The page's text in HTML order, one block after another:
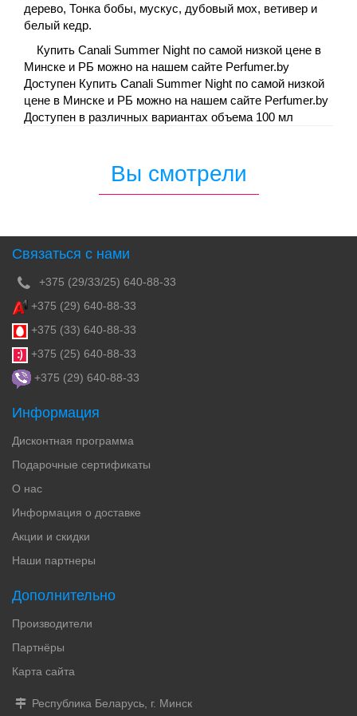
дерево, Тонка бобы, мускус, дубовый мох, ветивер и
белый кедр.
Купить Canali Summer Night по самой низкой цене в
Минске и РБ можно на нашем сайте Perfumer.by
Доступен Купить Canali Summer Night по самой низкой
цене в Минске и РБ можно на нашем сайте Perfumer.by
Доступен в различных вариантах объема 100 мл
Вы смотрели
Связаться с нами
+375 (29/33/25) 640-88-33
+375 (29) 640-88-33
+375 (33) 640-88-33
+375 (25) 640-88-33
+375 (29) 640-88-33
Информация
Дисконтная программа
Подарочные сертификаты
О нас
Информация о доставке
Акции и скидки
Наши партнеры
Дополнительно
Производители
Партнёры
Карта сайта
Республика Беларусь, г. Минск